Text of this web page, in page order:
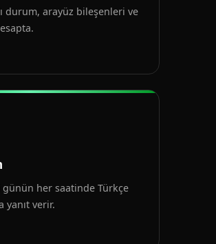
durum, arayüz bileşenleri ve
günün her saatinde Türkçe
yanıt verir.